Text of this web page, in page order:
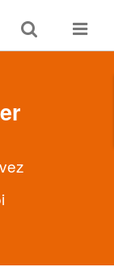
Toggle
search
Toggle